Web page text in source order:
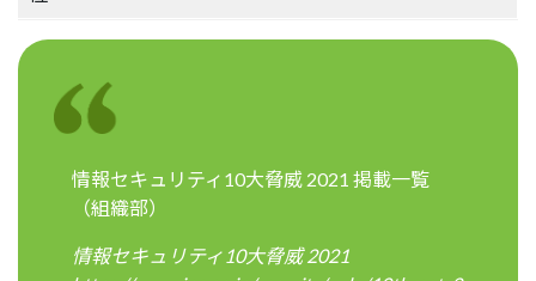
情報セキュリティ10大脅威 2021 掲載一覧
（組織部）
情報セキュリティ10大脅威 2021